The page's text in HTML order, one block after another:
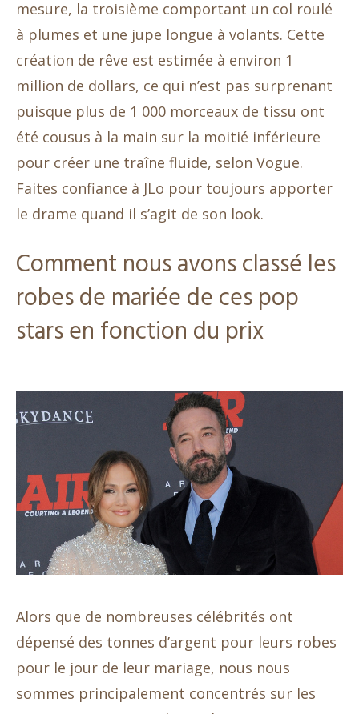
mesure, la troisième comportant un col roulé
à plumes et une jupe longue à volants. Cette
création de rêve est estimée à environ 1
million de dollars, ce qui n’est pas surprenant
puisque plus de 1 000 morceaux de tissu ont
été cousus à la main sur la moitié inférieure
pour créer une traîne fluide, selon Vogue.
Faites confiance à JLo pour toujours apporter
le drame quand il s’agit de son look.
Comment nous avons classé les
robes de mariée de ces pop
stars en fonction du prix
Alors que de nombreuses célébrités ont
dépensé des tonnes d’argent pour leurs robes
pour le jour de leur mariage, nous nous
sommes principalement concentrés sur les